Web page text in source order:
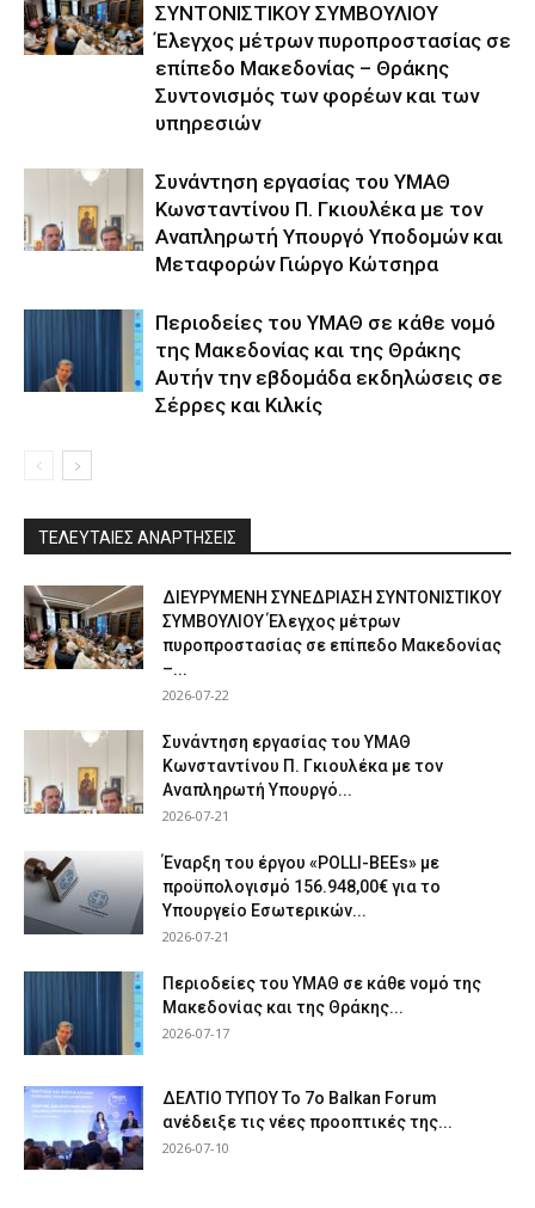
ΣΥΝΤΟΝΙΣΤΙΚΟΥ ΣΥΜΒΟΥΛΙΟΥ
Έλεγχος μέτρων πυροπροστασίας σε
επίπεδο Μακεδονίας – Θράκης
Συντονισμός των φορέων και των
υπηρεσιών
Συνάντηση εργασίας του ΥΜΑΘ
Κωνσταντίνου Π. Γκιουλέκα με τον
Αναπληρωτή Υπουργό Υποδομών και
Μεταφορών Γιώργο Κώτσηρα
Περιοδείες του ΥΜΑΘ σε κάθε νομό
της Μακεδονίας και της Θράκης
Αυτήν την εβδομάδα εκδηλώσεις σε
Σέρρες και Κιλκίς
ΤΕΛΕΥΤΑΙΕΣ ΑΝΑΡΤΗΣΕΙΣ
ΔΙΕΥΡΥΜΕΝΗ ΣΥΝΕΔΡΙΑΣΗ ΣΥΝΤΟΝΙΣΤΙΚΟΥ
ΣΥΜΒΟΥΛΙΟΥ Έλεγχος μέτρων
πυροπροστασίας σε επίπεδο Μακεδονίας
–...
2026-07-22
Συνάντηση εργασίας του ΥΜΑΘ
Κωνσταντίνου Π. Γκιουλέκα με τον
Αναπληρωτή Υπουργό...
2026-07-21
Έναρξη του έργου «POLLI-BEEs» με
προϋπολογισμό 156.948,00€ για το
Υπουργείο Εσωτερικών...
2026-07-21
Περιοδείες του ΥΜΑΘ σε κάθε νομό της
Μακεδονίας και της Θράκης...
2026-07-17
ΔΕΛΤΙΟ ΤΥΠΟΥ Το 7ο Balkan Forum
ανέδειξε τις νέες προοπτικές της...
2026-07-10